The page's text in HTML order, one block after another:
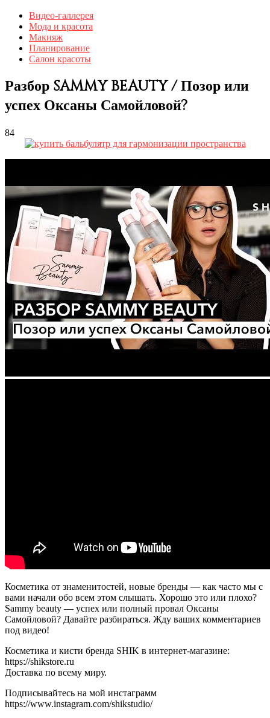
Видео-галлерея
Мода и красота
Макияж
Планирование
Салон красоты
Разбор SAMMY BEAUTY / Позор или
успех Оксаны Самойловой?
84
Косметика от знаменитостей, новые бренды — как часто мы с
вами начали обо всем этом слышать. Хорошо это или плохо?
Sammy beauty — успех или полный провал Оксаны
Самойловой? Давайте разбираться. Жду ваших комментариев
под видео!
Косметика и кисти бренда SHIK в интернет-магазине:
https://shikstore.ru
Доставка по всему миру.
Подписывайтесь на мой инстаграмм
https://www.instagram.com/shikstudio/